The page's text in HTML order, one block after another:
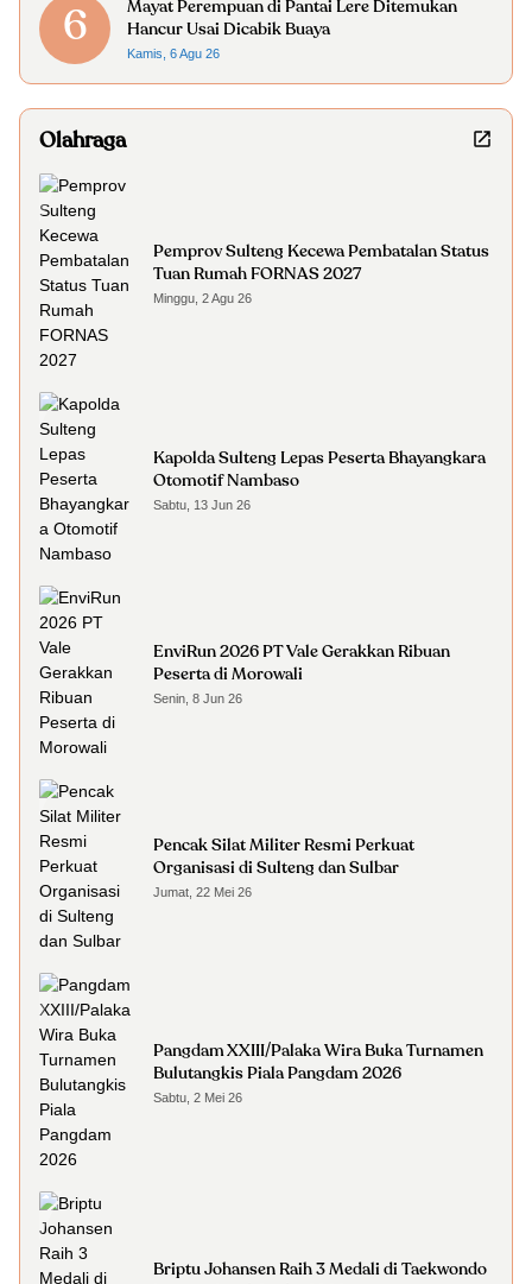
6
Mayat Perempuan di Pantai Lere Ditemukan
Hancur Usai Dicabik Buaya
Kamis, 6 Agu 26
Olahraga
Pemprov Sulteng Kecewa Pembatalan Status
Tuan Rumah FORNAS 2027
Minggu, 2 Agu 26
Kapolda Sulteng Lepas Peserta Bhayangkara
Otomotif Nambaso
Sabtu, 13 Jun 26
EnviRun 2026 PT Vale Gerakkan Ribuan
Peserta di Morowali
Senin, 8 Jun 26
Pencak Silat Militer Resmi Perkuat
Organisasi di Sulteng dan Sulbar
Jumat, 22 Mei 26
Pangdam XXIII/Palaka Wira Buka Turnamen
Bulutangkis Piala Pangdam 2026
Sabtu, 2 Mei 26
Briptu Johansen Raih 3 Medali di Taekwondo